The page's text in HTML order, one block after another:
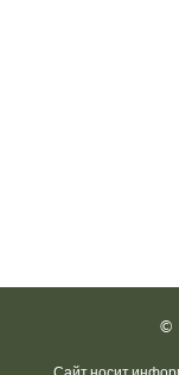
©